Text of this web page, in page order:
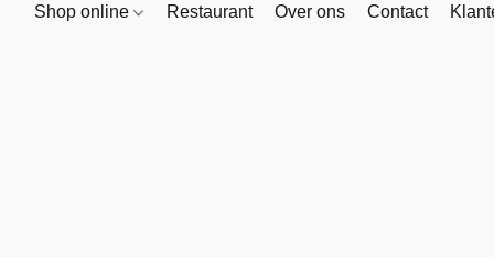
Shop online Restaurant Over ons Contact